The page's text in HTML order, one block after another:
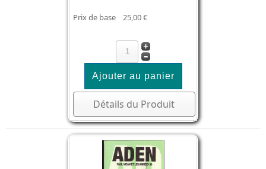
Prix de base 25,00 €
Détails du Produit